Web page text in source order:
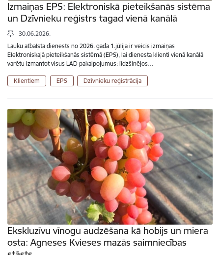
Izmaiņas EPS: Elektroniskā pieteikšanās sistēma
un Dzīvnieku reģistrs tagad vienā kanālā
30.06.2026.
Lauku atbalsta dienests no 2026. gada 1.jūlija ir veicis izmaiņas
Elektroniskajā pieteikšanās sistēmā (EPS), lai dienesta klienti vienā kanālā
varētu izmantot visus LAD pakalpojumus: līdzšinējos…
Klientiem EPS Dzīvnieku reģistrācija
Ekskluzīvu vīnogu audzēšana kā hobijs un miera
osta: Agneses Kvieses mazās saimniecības